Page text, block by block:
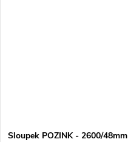
Sloupek POZINK - 2600/48mm